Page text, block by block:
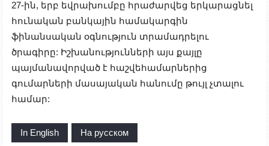
27-ին, երբ եվրախումբը հրաժարվեց երկարացնել
հունական բանկային համակարգին
ֆինանսական օգնություն տրամադրելու
ծրագիրը: Իշխանությունների այս քայլը
պայմանավորված է հաշվեհամարներից
գումարների մասայական հանումը թույլ չտալու
համար:
In English На русском